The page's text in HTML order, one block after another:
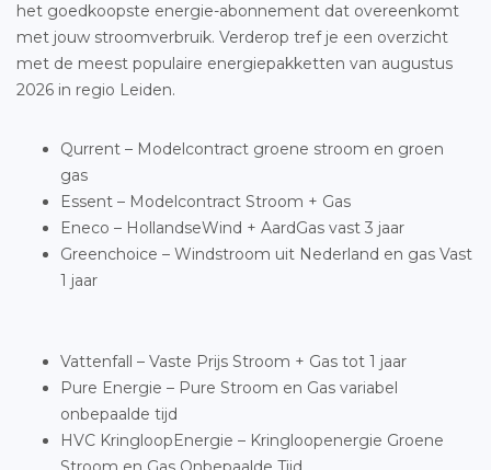
het goedkoopste energie-abonnement dat overeenkomt
met jouw stroomverbruik. Verderop tref je een overzicht
met de meest populaire energiepakketten van augustus
2026 in regio Leiden.
Qurrent – Modelcontract groene stroom en groen
gas
Essent – Modelcontract Stroom + Gas
Eneco – HollandseWind + AardGas vast 3 jaar
Greenchoice – Windstroom uit Nederland en gas Vast
1 jaar
Vattenfall – Vaste Prijs Stroom + Gas tot 1 jaar
Pure Energie – Pure Stroom en Gas variabel
onbepaalde tijd
HVC KringloopEnergie – Kringloopenergie Groene